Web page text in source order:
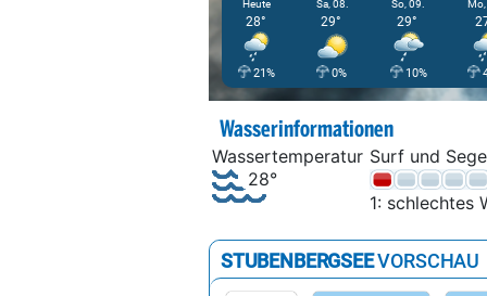
Heute
28°
21%
Sa, 08.
29°
0%
So, 09.
29°
10%
Mo,
Wasserinformationen
Wassertemperatur
28°
Surf und
1: schlechtes
STUBENBERGSEEVORSCHAU